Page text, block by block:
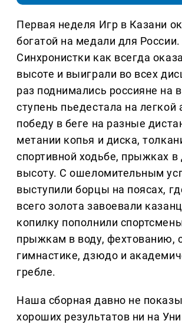
Первая неделя Игр в Казани
богатой на медали для России.
Синхронистки как всегда
высоте и выиграли во всех
раз поднимались россияне на
ступень пьедестала на легкой
победу в беге на разные
метании копья и диска,
спортивной ходьбе, прыжках в
высоту. С ошеломительным
выступили борцы на поясах,
всего золота завоевали
копилку пополнили
прыжкам в воду, фехтованию,
гимнастике, дзюдо и
гребле.
Наша сборная давно не
хороших результатов ни на